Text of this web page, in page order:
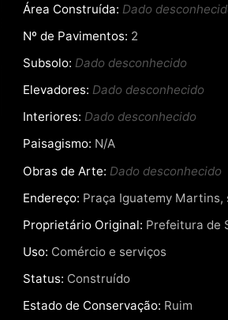
Área Construída: Dado
Nº de Pavimentos: 2
Subsolo: Dado desconhecido
Elevadores: Dado desconhecido
Interiores: Dado desconhecido
Paisagismo: N/A
Obras de Arte: Dado desconhecido
Endereço: Praça Iguatemy Martins,
Proprietário Original: Prefeitura de
Uso: Comércio e serviços
Status: Construído
Estado de Conservação: Ruim